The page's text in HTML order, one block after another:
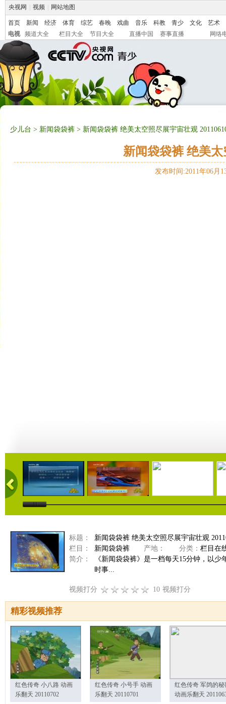
央视网 视频 网站地图
首页 新闻 经济 体育 综艺 春晚 戏曲 音乐 科教 青少 文化
艺术
电视
频道大全 栏目大全 节目大全 直播中国 赛事直播 网络
少儿台 > 新闻袋袋裤 > 新闻袋袋裤 绝美太空照尽展宇宙壮观
新闻袋袋裤 绝美太
发布时间:2011年06月
01:24 01:26 01:21
标题：
新闻袋袋裤 绝美太空照尽展宇宙壮观
栏目：
新闻袋袋裤 产地： 分类： 栏目在
简介：
《新闻袋袋裤》是一档每天15分钟，以
时事...
视频打分 10 视频打分
精彩视频推荐
红色传奇 小八路 动画
乐翻天 20110702
红色传奇 小号手 动画
乐翻天 20110701
红色传奇 军鸽的秘
动画乐翻天